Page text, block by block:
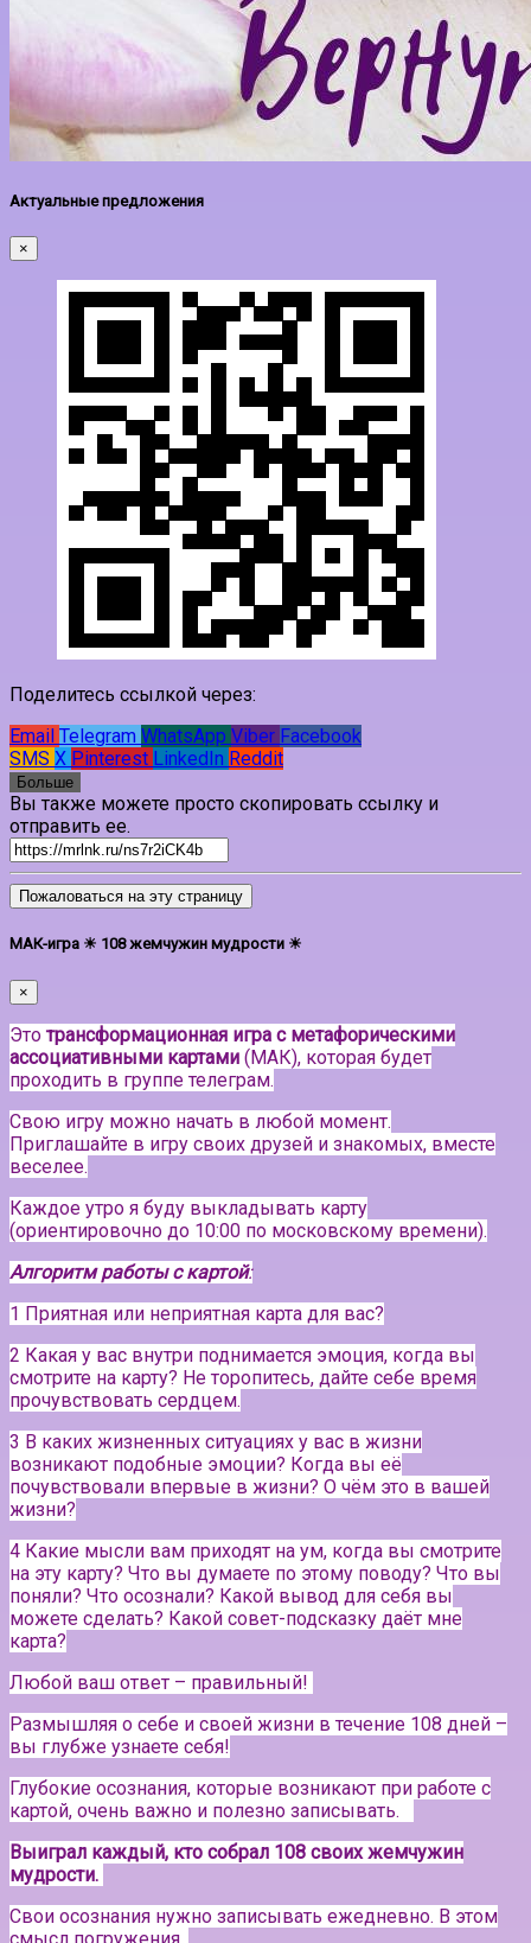
Актуальные предложения
×
Поделитесь ссылкой через:
Email Telegram WhatsApp Viber Facebook
SMS X Pinterest LinkedIn Reddit
Больше
Вы также можете просто скопировать ссылку и
отправить ее.
Пожаловаться на эту страницу
МАК-игра ☀ 108 жемчужин мудрости ☀
×
Это трансформационная игра с метафорическими
ассоциативными картами (МАК), которая будет
проходить в группе телеграм.
Свою игру можно начать в любой момент.
Приглашайте в игру своих друзей и знакомых, вместе
веселее.
Каждое утро я буду выкладывать карту
(ориентировочно до 10:00 по московскому времени).
Алгоритм работы с картой:
1 Приятная или неприятная карта для вас?
2 Какая у вас внутри поднимается эмоция, когда вы
смотрите на карту? Не торопитесь, дайте себе время
прочувствовать сердцем.
3 В каких жизненных ситуациях у вас в жизни
возникают подобные эмоции? Когда вы её
почувствовали впервые в жизни? О чём это в вашей
жизни?
4 Какие мысли вам приходят на ум, когда вы смотрите
на эту карту? Что вы думаете по этому поводу? Что вы
поняли? Что осознали? Какой вывод для себя вы
можете сделать? Какой совет-подсказку даёт мне
карта?
Любой ваш ответ – правильный!
Размышляя о себе и своей жизни в течение 108 дней –
вы глубже узнаете себя!
Глубокие осознания, которые возникают при работе с
картой, очень важно и полезно записывать.⠀
Выиграл каждый, кто собрал 108 своих жемчужин
мудрости.
Свои осознания нужно записывать ежедневно. В этом
смысл погружения.